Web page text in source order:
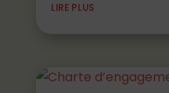
LIRE PLUS